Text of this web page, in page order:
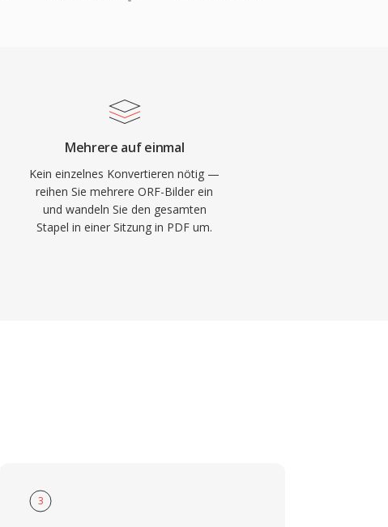
Mehrere auf einmal
Kein einzelnes Konvertieren nötig —
reihen Sie mehrere ORF-Bilder ein
und wandeln Sie den gesamten
Stapel in einer Sitzung in PDF um.
3